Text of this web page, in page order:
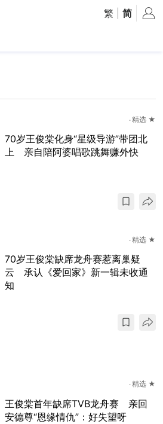
繁 简
精选 ★
70岁王俊棠化身“星级导游”带团北
上 亲自陪阿婆唱歌跳舞赚外快
精选 ★
70岁王俊棠缺席龙舟赛惹离巢疑
云 承认《爱回家》新一辑未收通
知
精选 ★
王俊棠首年缺席TVB龙舟赛 亲回
安德尊“恩缘情仇”：好失望呀